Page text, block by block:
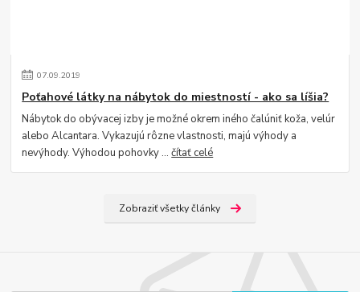
07.09.2019
Poťahové látky na nábytok do miestností - ako sa líšia?
Nábytok do obývacej izby je možné okrem iného čalúniť koža, velúr
alebo Alcantara. Vykazujú rôzne vlastnosti, majú výhody a
nevýhody. Výhodou pohovky ...čítať celé
Zobraziť všetky články